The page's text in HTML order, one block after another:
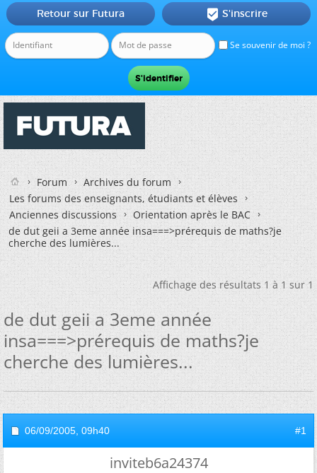
Se souvenir de moi ?
Retour sur Futura  S'inscrire
Forum
Archives du forum
Les forums des enseignants, étudiants et élèves
Anciennes discussions
Orientation après le BAC
de dut geii a 3eme année insa===>prérequis de maths?je
cherche des lumières...
Affichage des résultats 1 à 1 sur 1
de dut geii a 3eme année
insa===>prérequis de maths?je
cherche des lumières...
06/09/2005, 09h40 #1
inviteb6a24374